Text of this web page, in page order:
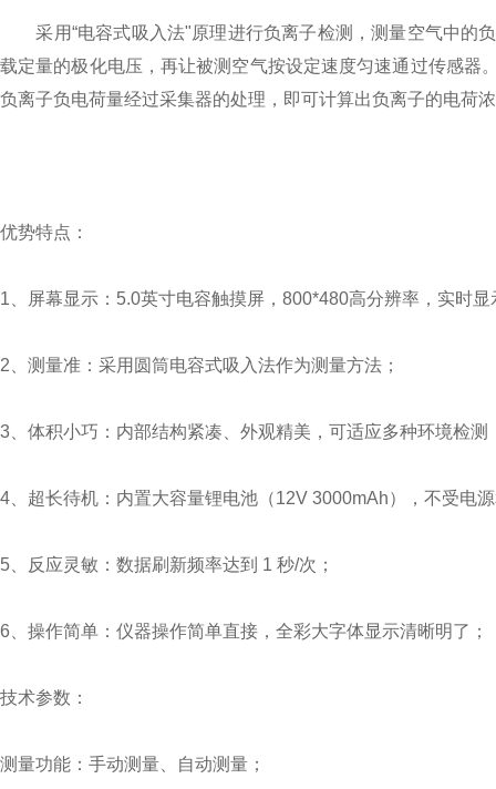
采用“电容式吸入法"原理进行负离子检测，测量空气中的
载定量的极化电压，再让被测空气按设定速度匀速通过传感
负离子负电荷量经过采集器的处理，即可计算出负离子的电荷
优势特点：
1、屏幕显示：5.0英寸电容触摸屏，800*480高分辨率，实时
2、测量准：采用圆筒电容式吸入法作为测量方法；
3、体积小巧：内部结构紧凑、外观精美，可适应多种环境检测
4、超长待机：内置大容量锂电池（12V 3000mAh），不受电
5、反应灵敏：数据刷新频率达到 1 秒/次；
6、操作简单：仪器操作简单直接，全彩大字体显示清晰明了；
技术参数：
测量功能：手动测量、自动测量；